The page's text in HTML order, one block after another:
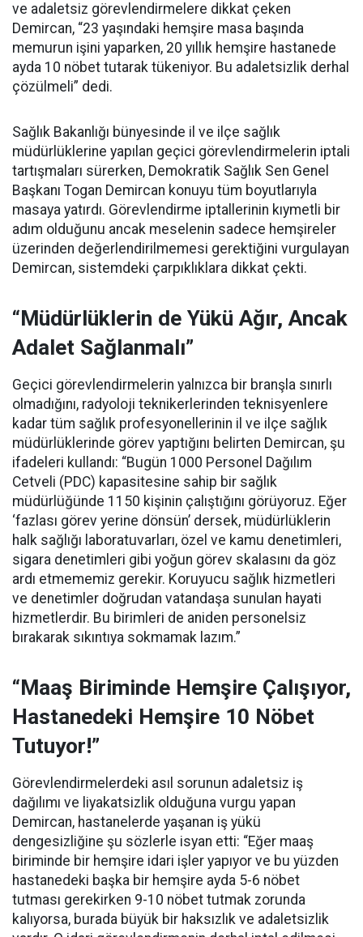
ve adaletsiz görevlendirmelere dikkat çeken
Demircan, “23 yaşındaki hemşire masa başında
memurun işini yaparken, 20 yıllık hemşire hastanede
ayda 10 nöbet tutarak tükeniyor. Bu adaletsizlik derhal
çözülmeli” dedi.
Sağlık Bakanlığı bünyesinde il ve ilçe sağlık
müdürlüklerine yapılan geçici görevlendirmelerin iptali
tartışmaları sürerken, Demokratik Sağlık Sen Genel
Başkanı Togan Demircan konuyu tüm boyutlarıyla
masaya yatırdı. Görevlendirme iptallerinin kıymetli bir
adım olduğunu ancak meselenin sadece hemşireler
üzerinden değerlendirilmemesi gerektiğini vurgulayan
Demircan, sistemdeki çarpıklıklara dikkat çekti.
“Müdürlüklerin de Yükü Ağır, Ancak
Adalet Sağlanmalı”
Geçici görevlendirmelerin yalnızca bir branşla sınırlı
olmadığını, radyoloji teknikerlerinden teknisyenlere
kadar tüm sağlık profesyonellerinin il ve ilçe sağlık
müdürlüklerinde görev yaptığını belirten Demircan, şu
ifadeleri kullandı: “Bugün 1000 Personel Dağılım
Cetveli (PDC) kapasitesine sahip bir sağlık
müdürlüğünde 1150 kişinin çalıştığını görüyoruz. Eğer
‘fazlası görev yerine dönsün’ dersek, müdürlüklerin
halk sağlığı laboratuvarları, özel ve kamu denetimleri,
sigara denetimleri gibi yoğun görev skalasını da göz
ardı etmememiz gerekir. Koruyucu sağlık hizmetleri
ve denetimler doğrudan vatandaşa sunulan hayati
hizmetlerdir. Bu birimleri de aniden personelsiz
bırakarak sıkıntıya sokmamak lazım.”
“Maaş Biriminde Hemşire Çalışıyor,
Hastanedeki Hemşire 10 Nöbet
Tutuyor!”
Görevlendirmelerdeki asıl sorunun adaletsiz iş
dağılımı ve liyakatsizlik olduğuna vurgu yapan
Demircan, hastanelerde yaşanan iş yükü
dengesizliğine şu sözlerle isyan etti: “Eğer maaş
biriminde bir hemşire idari işler yapıyor ve bu yüzden
hastanedeki başka bir hemşire ayda 5-6 nöbet
tutması gerekirken 9-10 nöbet tutmak zorunda
kalıyorsa, burada büyük bir haksızlık ve adaletsizlik